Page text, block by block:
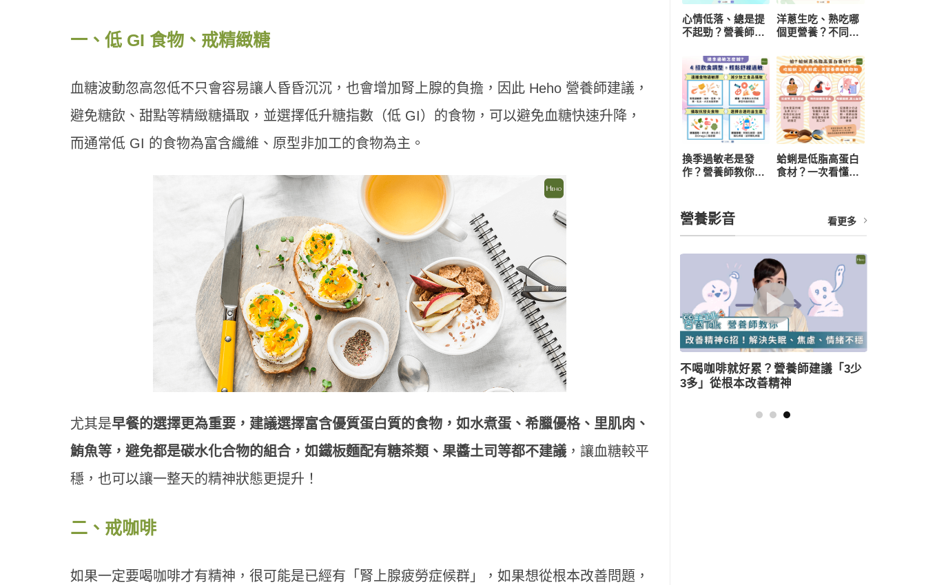
一、低 GI 食物、戒精緻糖
血糖波動忽高忽低不只會容易讓人昏昏沉沉，也會增加腎上腺的負擔，因此 Heho 營養師建議，
避免糖飲、甜點等精緻糖攝取，並選擇低升糖指數（低 GI）的食物，可以避免血糖快速升降，
而通常低 GI 的食物為富含纖維、原型非加工的食物為主。
尤其是早餐的選擇更為重要，建議選擇富含優質蛋白質的食物，如水煮蛋、希臘優格、里肌肉、
鮪魚等，避免都是碳水化合物的組合，如鐵板麵配有糖茶類、果醬土司等都不建議 ，讓血糖較平
穩，也可以讓一整天的精神狀態更提升！
二、戒咖啡
如果一定要喝咖啡才有精神，很可能是已經有「腎上腺疲勞症候群」，如果想從根本改善問題，
心情低落、總是提
不起勁？營養師推
研究：每天一把堅
果有助降低憂鬱風
險
洋蔥生吃、熟吃哪
個更營養？不同顏
選與保存一次看懂
換季過敏老是發
作？營養師教你從
蛤蜊是低脂高蛋白
食材？一次看懂營
營養影音 看更多
薑母鴨怎麼吃健康無負擔？營養師教
三大美味訣竅
年末聚餐多腸胃不適？天冷哈啾打不
停？營養師揭秘「益生菌挑選重點」
不喝咖啡就好累？營養師建議「3少
3多」從根本改善精神